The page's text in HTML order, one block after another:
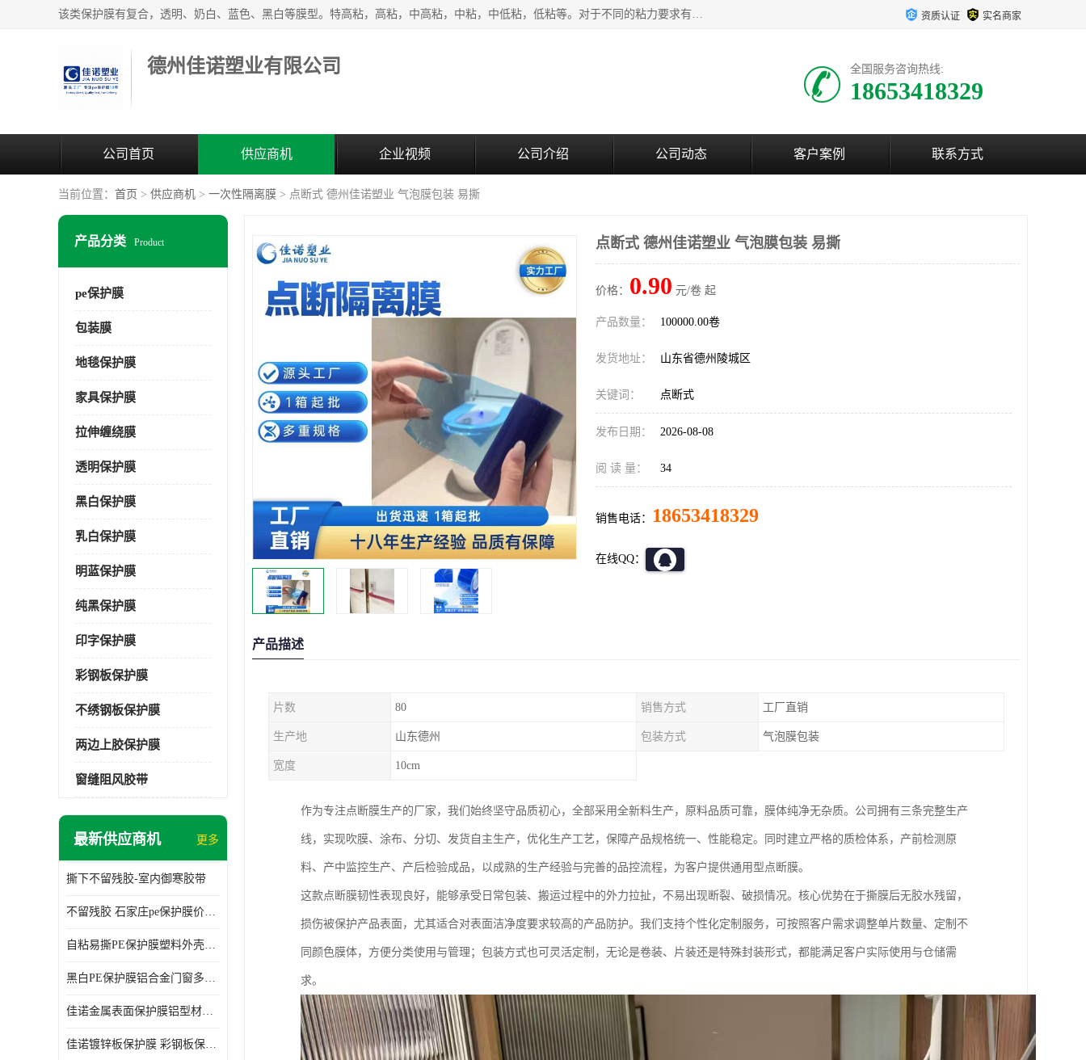
该类保护膜有复合，透明、奶白、蓝色、黑白等膜型。特高粘，高粘，中高粘，中粘，中低粘，低粘等。对于不同的粘力要求有相应的产品相适配。无胶渍残留污染。在较宽的收卷幅度下平整无皱纹，收卷长度大，利于机械化及自动化施工粘贴。为您的产品提供的表面保护解决方案。 产品广泛适用于：铝材、不锈钢、金属、塑料、电子、家电、家具、玻璃、化工材料、装饰材料等。 资质认证 实名商家
德州佳诺塑业有限公司 全国服务咨询热线:
18653418329
公司首页 供应商机 企业视频 公司介绍 公司动态 客户案例 联系方式
当前位置： 首页 > 供应商机 > 一次性隔离膜 > 点断式 德州佳诺塑业 气泡膜包装 易撕
产品分类 Product
pe保护膜
包装膜
地毯保护膜
家具保护膜
拉伸缠绕膜
透明保护膜
黑白保护膜
乳白保护膜
明蓝保护膜
纯黑保护膜
印字保护膜
彩钢板保护膜
不绣钢板保护膜
两边上胶保护膜
窗缝阻风胶带
最新供应商机 更多
撕下不留残胶-室内御寒胶带
不留残胶 石家庄pe保护膜价格 塑料薄膜
自粘易撕PE保护膜塑料外壳导光板亚克力板膜操作方便
黑白PE保护膜铝合金门窗多种颜色支持定制生产
佳诺金属表面保护膜铝型材保护膜不留残胶铝合金窗框保护胶带
佳诺镀锌板保护膜 彩钢板保护pe保护膜
点断式 德州佳诺塑业 气泡膜包装 易撕
价格： 0.90 元/卷 起
产品数量： 100000.00卷
发货地址： 山东省德州陵城区
关键词： 点断式
发布日期： 2026-08-08
阅 读 量： 34
销售电话： 18653418329
在线QQ：
产品描述
片数 80 销售方式 工厂直销
生产地 山东德州 包装方式 气泡膜包装
宽度 10cm
作为专注点断膜生产的厂家，我们始终坚守品质初心，全部采用全新料生产，原料品质可靠，膜体纯净无杂质。公司拥有三条完整生产
线，实现吹膜、涂布、分切、发货自主生产，优化生产工艺，保障产品规格统一、性能稳定。同时建立严格的质检体系，产前检测原
料、产中监控生产、产后检验成品，以成熟的生产经验与完善的品控流程，为客户提供通用型点断膜。
这款点断膜韧性表现良好，能够承受日常包装、搬运过程中的外力拉扯，不易出现断裂、破损情况。核心优势在于撕膜后无胶水残留，
损伤被保护产品表面，尤其适合对表面洁净度要求较高的产品防护。我们支持个性化定制服务，可按照客户需求调整单片数量、定制不
同颜色膜体，方便分类使用与管理；包装方式也可灵活定制，无论是卷装、片装还是特殊封装形式，都能满足客户实际使用与仓储需
求。